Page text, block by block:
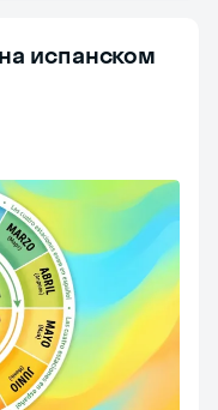
испанском